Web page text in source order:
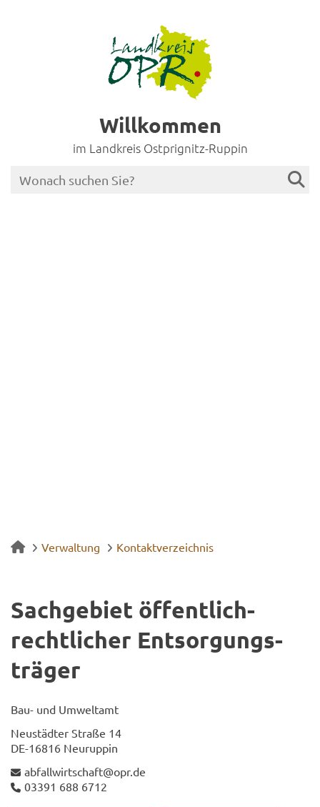
Willkommen
im Landkreis Ostprignitz-Ruppin
Verwaltung Kontaktverzeichnis
Sach­ge­biet öffentlich-​
rechtlicher Ent­sor­gungs­
trä­ger
Bau- und Um­welt­amt
Neu­städ­ter Stra­ße 14
DE-​16816 Neu­rup­pin
ab­fall­wirt­schaft@opr.de
03391 688 6712